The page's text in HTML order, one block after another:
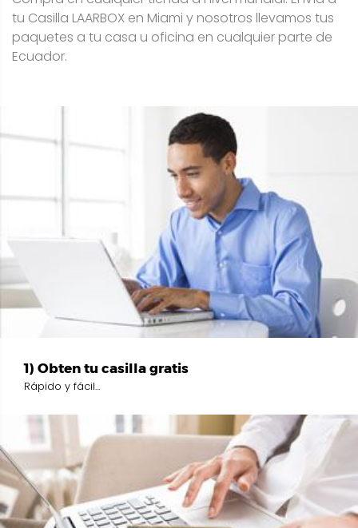
tu Casilla LAARBOX en Miami y nosotros llevamos tus
paquetes a tu casa u oficina en cualquier parte de
Ecuador.
1) Obten tu casilla gratis
Rápido y fácil...